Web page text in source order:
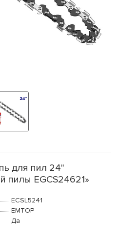
для пил 24"
пилы EGCS24621»
ECSL5241
EMTOP
Да